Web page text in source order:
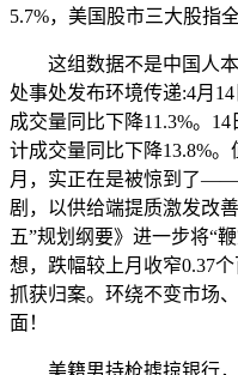
5.7%，美国股市三大股指
这组数据不是中国人本
处事处发布环境传递:4月
成交量同比下降11.3%。
计成交量同比下降13.8%
月，实正在是被惊到了
剧，以供给端提质激发改
五”规划纲要》进一步将“
想，跌幅较上月收窄0.37
抓获归案。环绕不变市场
面！
美籍男持枪掳掠银行，